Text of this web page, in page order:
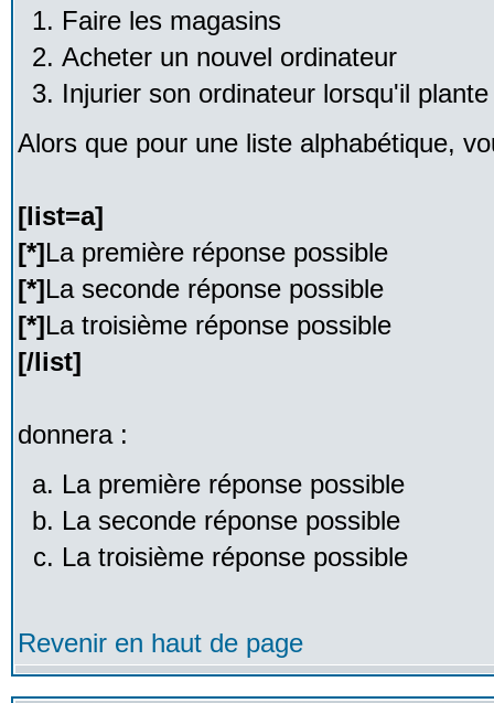
Faire les magasins
Acheter un nouvel ordinateur
Injurier son ordinateur lorsqu'il plante
Alors que pour une liste alphabétique,
[list=a]
[*]La première réponse possible
[*]La seconde réponse possible
[*]La troisième réponse possible
[/list]
donnera :
La première réponse possible
La seconde réponse possible
La troisième réponse possible
Revenir en haut de page